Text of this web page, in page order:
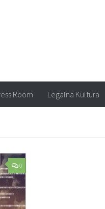
Room Legalna Kultura
0